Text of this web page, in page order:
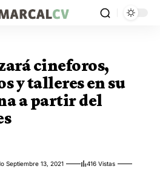
cineforos,
y talleres en su
a partir del
Septiembre 13, 2021
416 Vistas